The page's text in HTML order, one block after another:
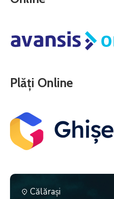
Plăți Online
Călăraşi